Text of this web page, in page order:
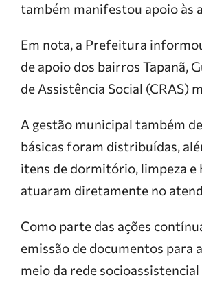
também manifestou apoio às
Em nota, a Prefeitura
de apoio dos bairros Tapanã,
de Assistência Social (CRAS)
A gestão municipal também
básicas foram distribuídas,
itens de dormitório, limpeza e
atuaram diretamente no
Como parte das ações
emissão de documentos para
meio da rede